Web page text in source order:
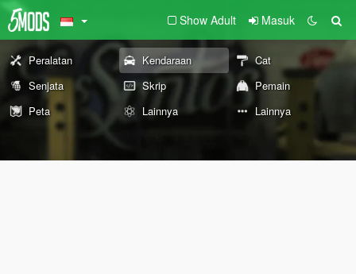
Show Adult Masuk
Peralatan Kendaraan
Cat
Senjata
Skrip
Pemain
Peta
Lainnya Lainnya